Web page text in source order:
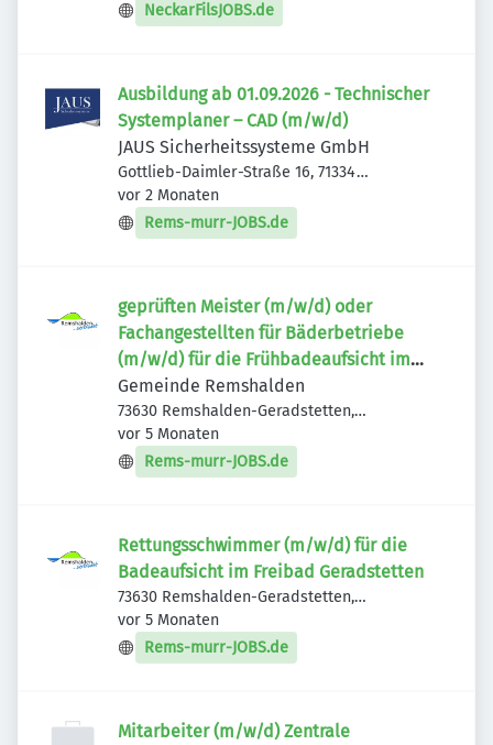
NeckarFilsJOBS.de
Ausbildung ab 01.09.2026 - Technischer
Systemplaner – CAD (m/w/d)
JAUS Sicherheitssysteme GmbH
Gottlieb-Daimler-Straße 16, 71334
Waiblingen, Deutschland
Veröffentlicht:
vor 2 Monaten
Rems-murr-JOBS.de
geprüften Meister (m/w/d) oder
Fachangestellten für Bäderbetriebe
(m/w/d) für die Frühbadeaufsicht im
Freibad Geradstetten
Gemeinde Remshalden
73630 Remshalden-Geradstetten,
Deutschland
Veröffentlicht:
vor 5 Monaten
Rems-murr-JOBS.de
Rettungsschwimmer (m/w/d) für die
Badeaufsicht im Freibad Geradstetten
73630 Remshalden-Geradstetten,
Deutschland
Veröffentlicht:
vor 5 Monaten
Rems-murr-JOBS.de
Mitarbeiter (m/w/d) Zentrale